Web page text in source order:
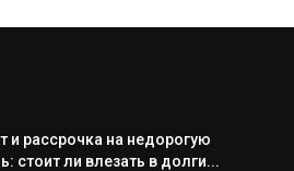
и рассрочка на недорогую
стоит ли влезать в долги...